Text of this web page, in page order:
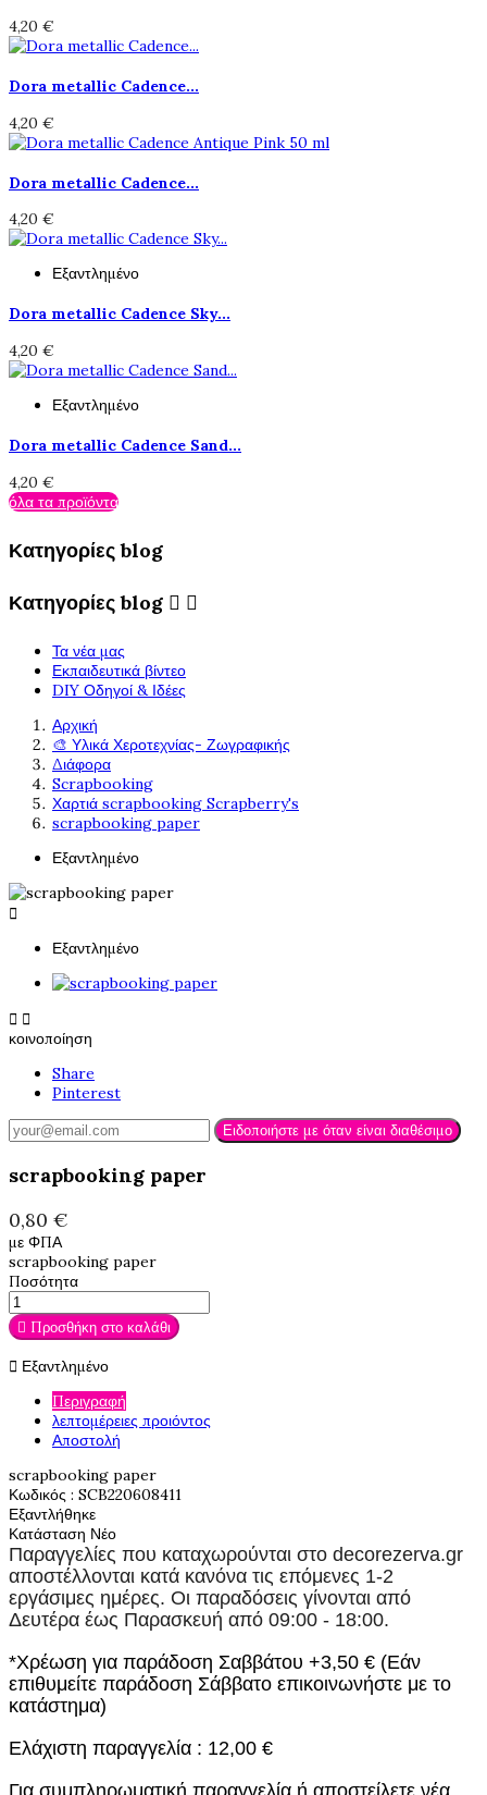
4,20 €
Dora metallic Cadence...
4,20 €
Dora metallic Cadence...
4,20 €
Εξαντλημένο
Dora metallic Cadence Sky...
4,20 €
Εξαντλημένο
Dora metallic Cadence Sand...
4,20 €
όλα τα προϊόντα
Κατηγορίες blog
Κατηγορίες blog  
Τα νέα μας
Εκπαιδευτικά βίντεο
DIY Οδηγοί & Ιδέες
Αρχική
🎨 Υλικά Χεροτεχνίας- Ζωγραφικής
Διάφορα
Scrapbooking
Χαρτιά scrapbooking Scrapberry's
scrapbooking paper
Εξαντλημένο

Εξαντλημένο
 
κοινοποίηση
Share
Pinterest
Ειδοποιήστε με όταν είναι διαθέσιμο
scrapbooking paper
0,80 €
με ΦΠΑ
scrapbooking paper
Ποσότητα
 Προσθήκη στο καλάθι
 Εξαντλημένο
Περιγραφή
λεπτομέρειες προιόντος
Αποστολή
scrapbooking paper
Κωδικός : SCB220608411
Εξαντλήθηκε
Κατάσταση Νέο
Παραγγελίες που καταχωρούνται στο decorezerva.gr
αποστέλλονται κατά κανόνα τις επόμενες 1-2
εργάσιμες ημέρες. Οι παραδόσεις γίνονται από
Δευτέρα έως Παρασκευή από 09:00 - 18:00.
*Χρέωση για παράδοση Σαββάτου +3,50 € (Εάν
επιθυμείτε παράδοση Σάββατο επικοινωνήστε με το
κατάστημα)
Ελάχιστη παραγγελία : 12,00 €
Για συμπληρωματική παραγγελία ή αποστείλετε νέα